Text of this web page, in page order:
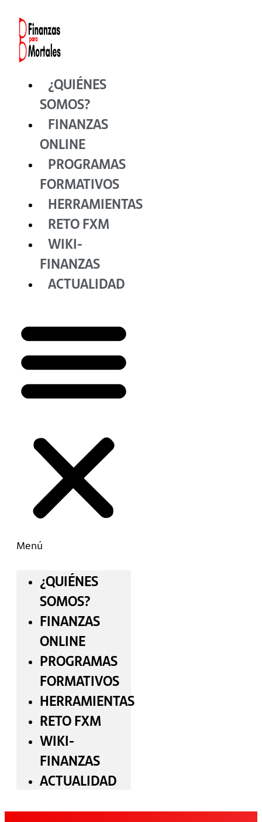
contenido
¿QUIÉNES
SOMOS?
FINANZAS
ONLINE
PROGRAMAS
FORMATIVOS
HERRAMIENTAS
RETO FXM
WIKI-
FINANZAS
ACTUALIDAD
Menú
¿QUIÉNES
SOMOS?
FINANZAS
ONLINE
PROGRAMAS
FORMATIVOS
HERRAMIENTAS
RETO FXM
WIKI-
FINANZAS
ACTUALIDAD